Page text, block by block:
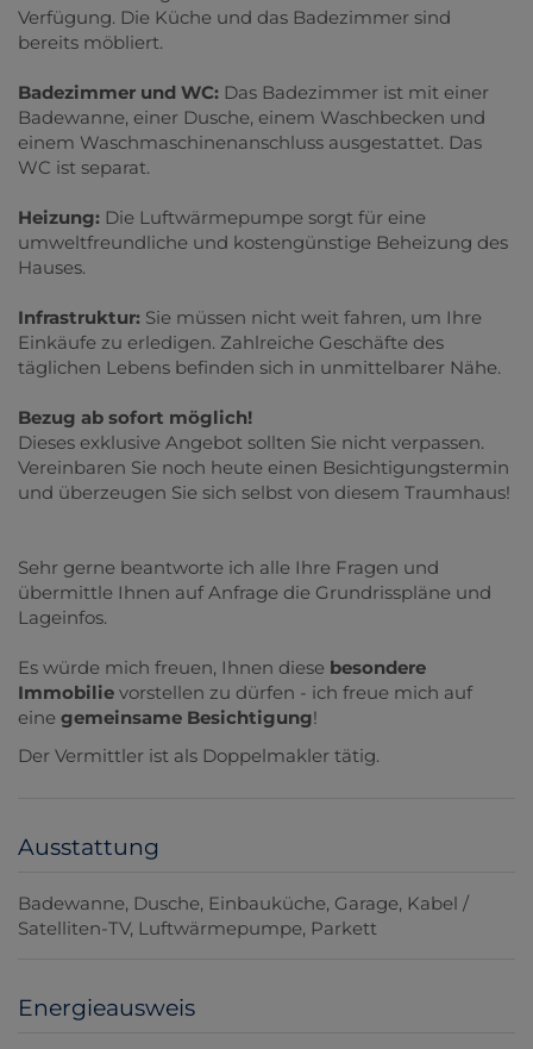
Verfügung. Die Küche und das Badezimmer sind
bereits möbliert.
Badezimmer und WC: Das Badezimmer ist mit einer
Badewanne, einer Dusche, einem Waschbecken und
einem Waschmaschinenanschluss ausgestattet. Das
WC ist separat.
Heizung: Die Luftwärmepumpe sorgt für eine
umweltfreundliche und kostengünstige Beheizung des
Hauses.
Infrastruktur: Sie müssen nicht weit fahren, um Ihre
Einkäufe zu erledigen. Zahlreiche Geschäfte des
täglichen Lebens befinden sich in unmittelbarer Nähe.
Bezug ab sofort möglich!
Dieses exklusive Angebot sollten Sie nicht verpassen.
Vereinbaren Sie noch heute einen Besichtigungstermin
und überzeugen Sie sich selbst von diesem Traumhaus!
Sehr gerne beantworte ich alle Ihre Fragen und
übermittle Ihnen auf Anfrage die Grundrisspläne und
Lageinfos.
Es würde mich freuen, Ihnen diese besondere
Immobilie vorstellen zu dürfen - ich freue mich auf
eine gemeinsame Besichtigung!
Der Vermittler ist als Doppelmakler tätig.
Ausstattung
Badewanne Dusche Einbauküche Garage Kabel /
Satelliten-TV Luftwärmepumpe Parkett
Energieausweis